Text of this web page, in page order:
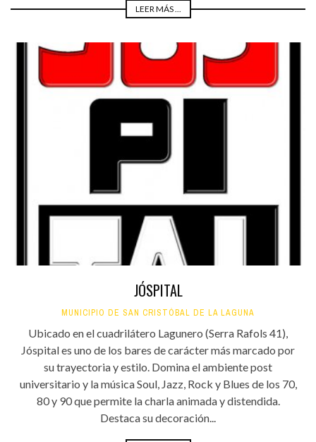
LEER MÁS ...
JÓSPITAL
MUNICIPIO DE SAN CRISTÓBAL DE LA LAGUNA
Ubicado en el cuadrilátero Lagunero (Serra Rafols 41),
Jóspital es uno de los bares de carácter más marcado por
su trayectoria y estilo. Domina el ambiente post
universitario y la música Soul, Jazz, Rock y Blues de los 70,
80 y 90 que permite la charla animada y distendida.
Destaca su decoración...